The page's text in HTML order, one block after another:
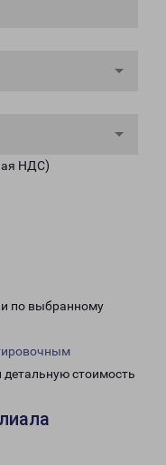
НДС)
по выбранному
детальную стоимость